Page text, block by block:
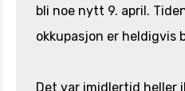
bli noe nytt 9. april.
okkupasjon er heldigvis
Det var imidlertid heller